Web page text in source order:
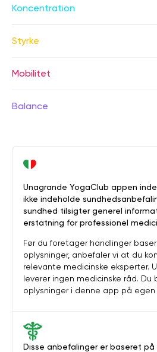
Koncentration
Styrke
Mobilitet
Balance
Disse anbefalinger er baseret på
Unagrande YogaClub appen
ikke indeholde
sundhed tilsigter generel
erstatning for professionel
Før du foretager handlinger
oplysninger, anbefaler vi at du
relevante medicinske eksperter.
leverer ingen medicinske råd. Du
oplysninger i denne app på egen